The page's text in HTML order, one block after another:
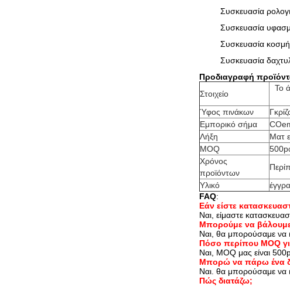
Συσκευασία
Συσκευασία
Συσκευασία
Συσκευασία
Προδιαγραφή
Στοιχείο
Το
Ύφος πινάκων
Εμπορικό σήμα
Λήξη
Ματ
MOQ
Χρόνος
προϊόντων
Υλικό
FAQ:
Εάν είστε
Ναι, είμαστε
Μπορούμε να
Ναι, θα μπορούσαμε να
Πόσο περίπου MOQ
Ναι, MOQ μας είναι
Μπορώ να πάρω ένα
Ναι. θα μπορούσαμε να
Πώς διατάζω;